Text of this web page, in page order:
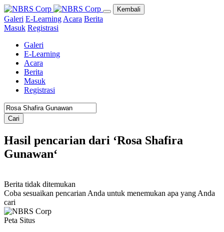
Kembali
Galeri E-Learning Acara Berita
Masuk Registrasi
Galeri
E-Learning
Acara
Berita
Masuk
Registrasi
Cari
Hasil pencarian dari ‘Rosa Shafira
Gunawan‘
Berita tidak ditemukan
Coba sesuaikan pencarian Anda untuk menemukan apa yang Anda
cari
Peta Situs